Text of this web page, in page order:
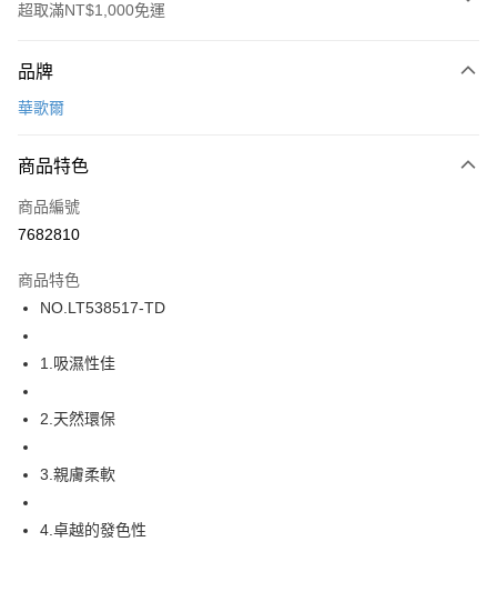
超取滿NT$1,000免運
信用卡一次付款
LINE Pay
街口支付
運送方式
全家取貨付款
每筆NT$80，滿NT$1,000(含以上)免運費
付款後全家取貨
7-11取貨付款
品牌
華歌爾
商品特色
商品編號
7682810
商品特色
NO.LT538517-TD
1.吸濕性佳
2.天然環保
3.親膚柔軟
4.卓越的發色性